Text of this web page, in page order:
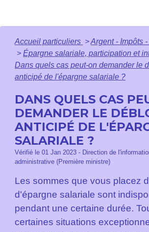
Accueil particuliers >Argent - Impôts
> Épargne salariale, participation et
Dans quels cas peut-on demander le
anticipé de l'épargne salariale ?
DANS QUELS CAS
DEMANDER LE
ANTICIPÉ DE
SALARIALE ?
Vérifié le 01 Jan 2023 - Direction de
administrative (Première ministre)
Les sommes que vous placez
d'épargne salariale sont
pendant une certaine durée.
certaines situations